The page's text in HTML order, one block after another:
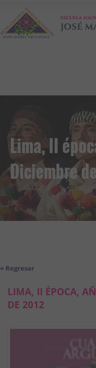
Lima, II
Diciembre
« Regresar
LIMA, II ÉPOCA,
DE 2012